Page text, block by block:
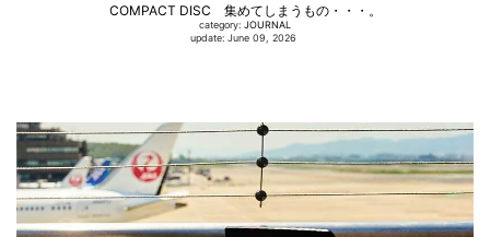
COMPACT DISC 集めてしまうもの・・・。
category: JOURNAL
update: June 09, 2026